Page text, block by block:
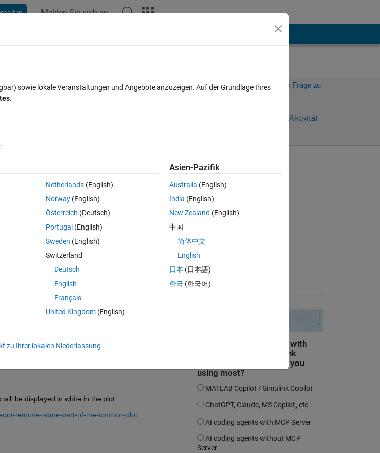
Melden Sie sich an
a contourf figure
Melden Sie sich an, um diese Frage zu
Anmelden, um Aktivität
0 Stimmen
a motor map
Melden Sie sich an, um diese Frage zu beantworten.
be displayed in white in the plot.
remove-some-part-of-the-contour-plot
CoderMinga
am 14 Sep. 2022
am 15 Sep. 2022
Akzeptiert:
sowie lokale Veranstaltungen und Angebote anzuzeigen. Auf der Grundlage Ihres
.
Netherlands(English)
Norway(English)
Österreich (Deutsch)
Portugal (English)
Sweden (English)
Switzerland
Deutsch
English
Français
United Kingdom(English)
Asien-Pazifik
Australia (English)
India (English)
New Zealand (English)
中国
简体中文
English
日本 (日本語)
한국 (한국어)
zu Ihrer lokalen Niederlassung